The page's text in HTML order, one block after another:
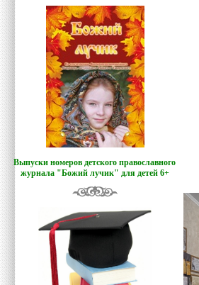
Выпуски номеров детского православного
журнала "Божий лучик" для детей 6+